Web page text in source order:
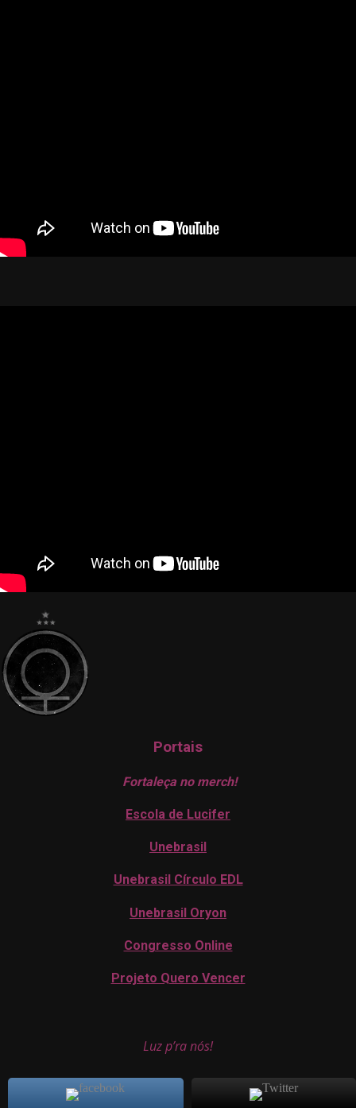
Portais
Fortaleça no merch!
Escola de Lucifer
Unebrasil
Unebrasil Círculo EDL
Unebrasil Oryon
Congresso Online
Projeto Quero Vencer
Luz p’ra nós!